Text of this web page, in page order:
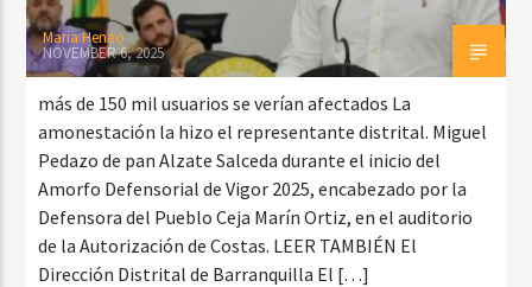
Maria Henao
NOVEMBER 6, 2025
más de 150 mil usuarios se verían afectados La
amonestación la hizo el representante distrital. Miguel
Pedazo de pan Alzate Salceda durante el inicio del
Amorfo Defensorial de Vigor 2025, encabezado por la
Defensora del Pueblo Ceja Marín Ortiz, en el auditorio
de la Autorización de Costas. LEER TAMBIÉN El
Dirección Distrital de Barranquilla El […]